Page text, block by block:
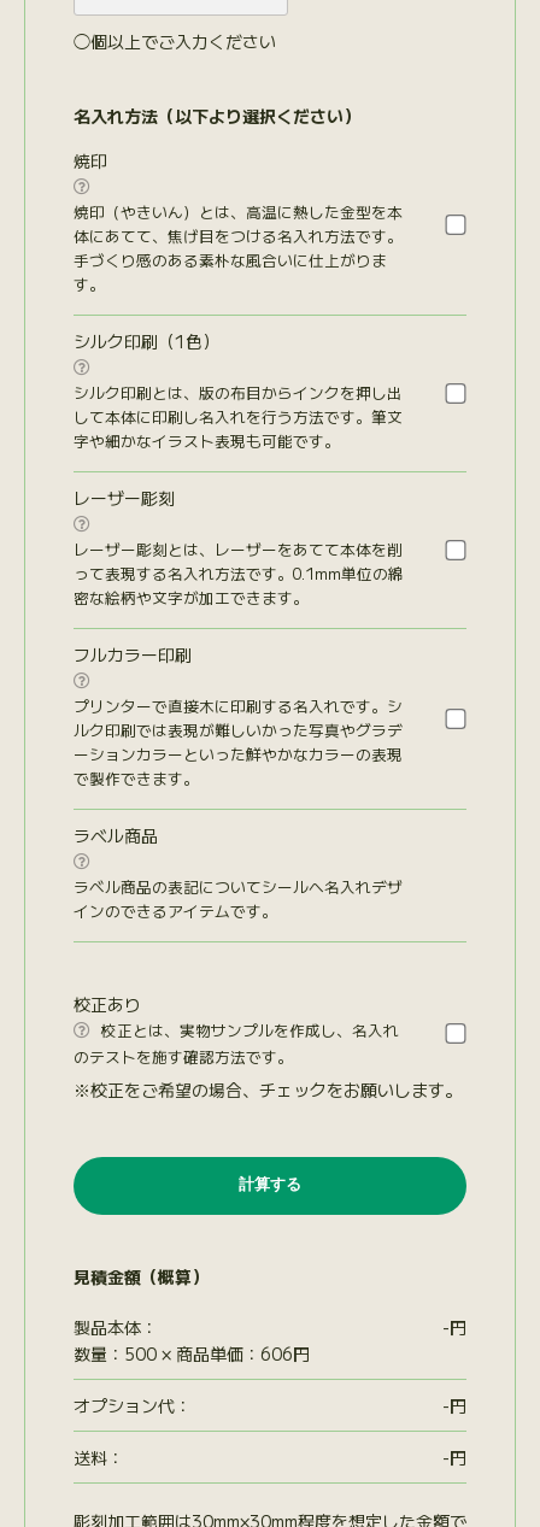
◯個以上でご入力ください
名入れ方法（以下より選択ください）
焼印

焼印（やきいん）とは、高温に熱した金型を本
体にあてて、焦げ目をつける名入れ方法です。
手づくり感のある素朴な風合いに仕上がりま
す。
シルク印刷（1色）

シルク印刷とは、版の布目からインクを押し出
して本体に印刷し名入れを行う方法です。筆文
字や細かなイラスト表現も可能です。
レーザー彫刻

レーザー彫刻とは、レーザーをあてて本体を削
って表現する名入れ方法です。0.1mm単位の綿
密な絵柄や文字が加工できます。
フルカラー印刷

プリンターで直接木に印刷する名入れです。シ
ルク印刷では表現が難しいかった写真やグラデ
ーションカラーといった鮮やかなカラーの表現
で製作できます。
ラベル商品

ラベル商品の表記についてシールへ名入れデザ
インのできるアイテムです。
校正あり

校正とは、実物サンプルを作成し、名入れ
のテストを施す確認方法です。
※校正をご希望の場合、チェックをお願いします。
見積金額（概算）
製品本体：
数量：500 × 商品単価：606円
-円
オプション代： -円
送料： -円
彫刻加工範囲は30mm×30mm程度を想定した金額で